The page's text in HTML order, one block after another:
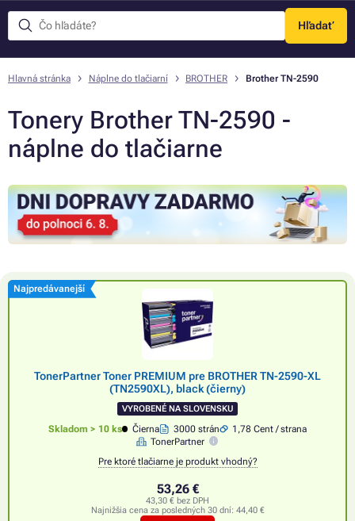
Hľadať
Menu
Hlavná stránka Náplne do tlačiarní BROTHER Brother TN-2590
Tonery Brother TN-2590 -
náplne do tlačiarne
Najpredávanejší
TonerPartner Toner PREMIUM pre BROTHER TN-2590-XL
(TN2590XL), black (čierny)
VYROBENÉ NA SLOVENSKU
Skladom > 10 ks Čierna 3000 strán
1,78 Cent / strana
TonerPartner
Pre ktoré tlačiarne je produkt vhodný?
53,26 €
43,30 € bez DPH
Najnižšia cena za posledných 30 dní: 44,40 €